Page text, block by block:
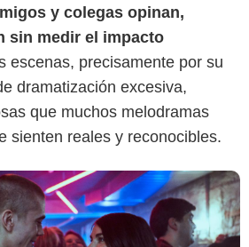
y colegas opinan,
sin medir el impacto
escenas, precisamente por su
dramatización excesiva,
que muchos melodramas
sienten reales y reconocibles.